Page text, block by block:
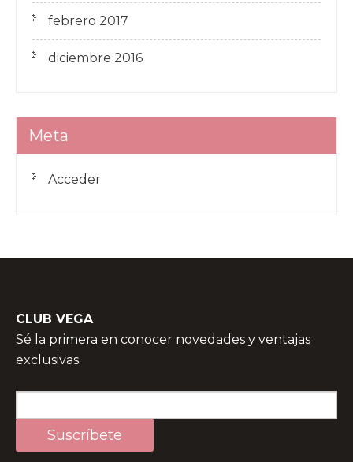
febrero 2017
diciembre 2016
Meta
Acceder
CLUB VEGA
Sé la primera en conocer novedades y ventajas
exclusivas.